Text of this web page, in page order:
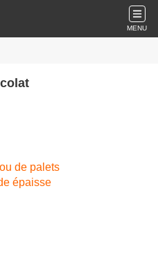
MENU
de palets
épaisse